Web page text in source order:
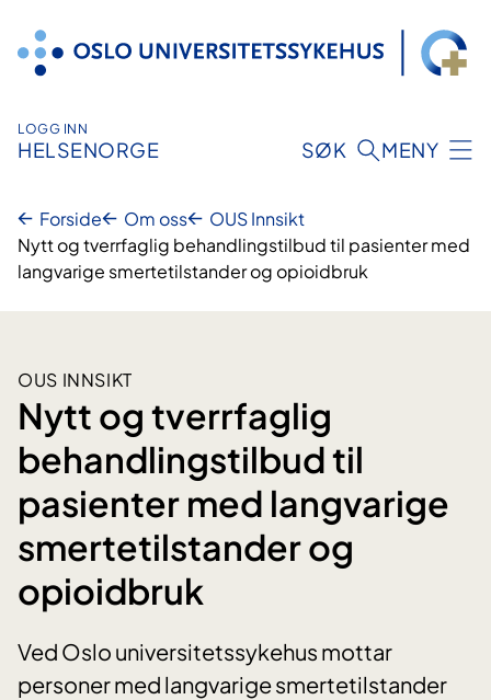
innhold
LOGG INN
HELSENORGE SØK MENY
Forside Om oss
OUS Innsikt
Nytt og tverrfaglig behandlingstilbud til pasienter med
langvarige smertetilstander og opioidbruk
OUS INNSIKT
Nytt og tverrfaglig
behandlingstilbud til
pasienter med langvarige
smertetilstander og
opioidbruk
Ved Oslo universitetssykehus mottar
personer med langvarige smertetilstander